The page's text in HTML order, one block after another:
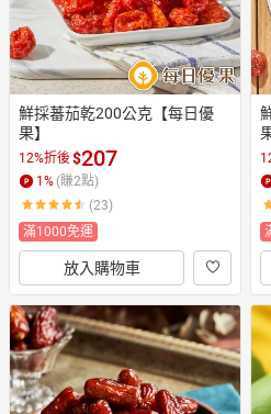
鮮採蕃茄乾200公克【每日優
果】
12%折後$207
1 % (賺2點)
(23)
滿1000免運
放入購物車